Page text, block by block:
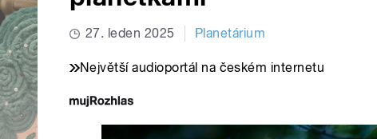
27. leden 2025 Planetárium
Největší audioportál na českém internetu